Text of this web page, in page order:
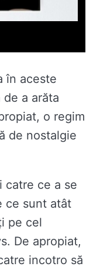
în aceste
a arăta
o regim
de nostalgie
catre ce a se
ce sunt atât
pe cel
De apropiat,
incotro să